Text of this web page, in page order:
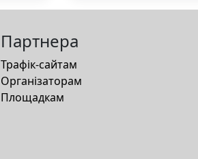
Партнера
Трафік-сайтам
Організаторам
Площадкам